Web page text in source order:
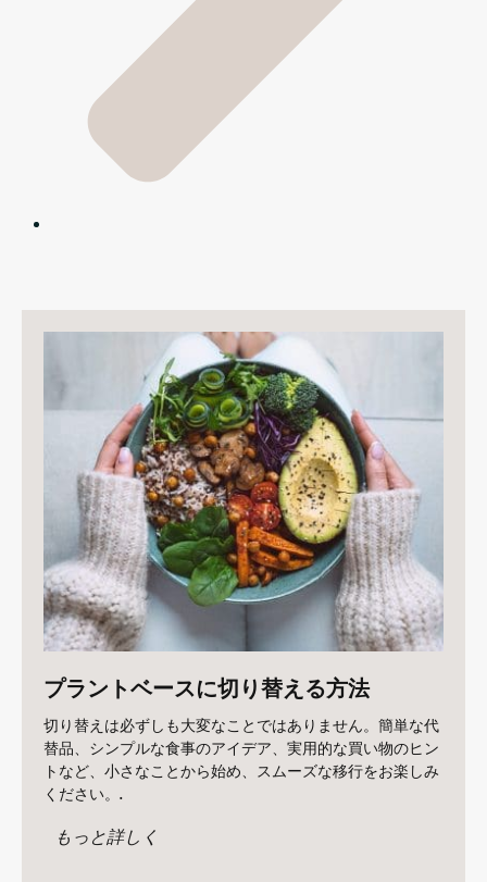
プラントベースに切り替える方法
切り替えは必ずしも大変なことではありません。簡単な代
替品、シンプルな食事のアイデア、実用的な買い物のヒン
トなど、小さなことから始め、スムーズな移行をお楽しみ
ください。.
もっと詳しく